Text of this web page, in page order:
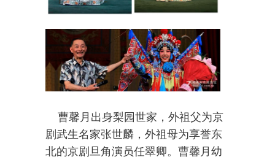
曹馨月出身梨园世家，外祖父为京
剧武生名家张世麟，外祖母为享誉东
北的京剧旦角演员任翠卿。曹馨月幼